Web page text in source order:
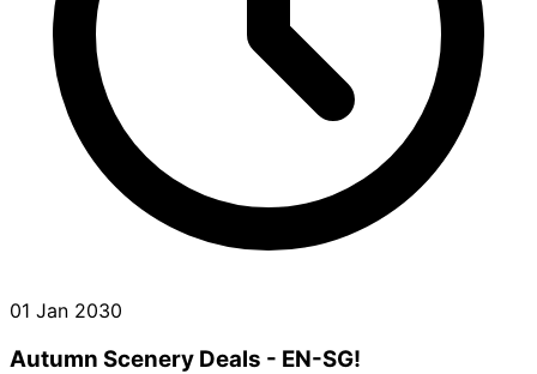
01 Jan 2030
Autumn Scenery Deals - EN-SG!